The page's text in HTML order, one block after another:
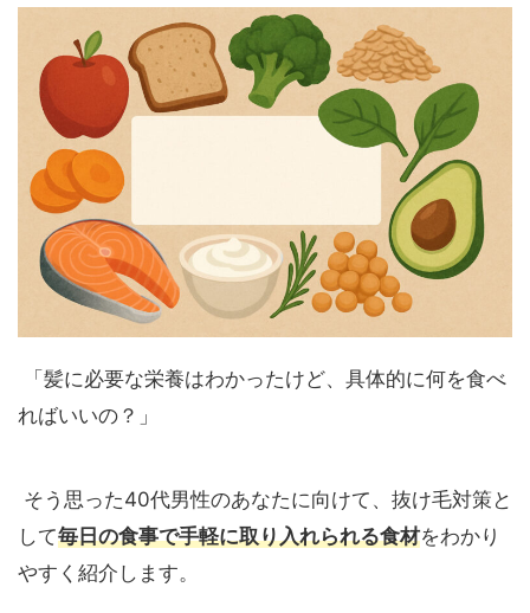
「髪に必要な栄養はわかったけど、具体的に何を食べ
ればいいの？」
そう思った40代男性のあなたに向けて、抜け毛対策と
して毎日の食事で手軽に取り入れられる食材をわかり
やすく紹介します。